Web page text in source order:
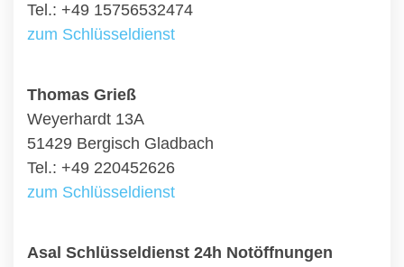
Tel.: +49 15756532474
zum Schlüsseldienst
Thomas Grieß
Weyerhardt 13A
51429 Bergisch Gladbach
Tel.: +49 220452626
zum Schlüsseldienst
Asal Schlüsseldienst 24h Notöffnungen